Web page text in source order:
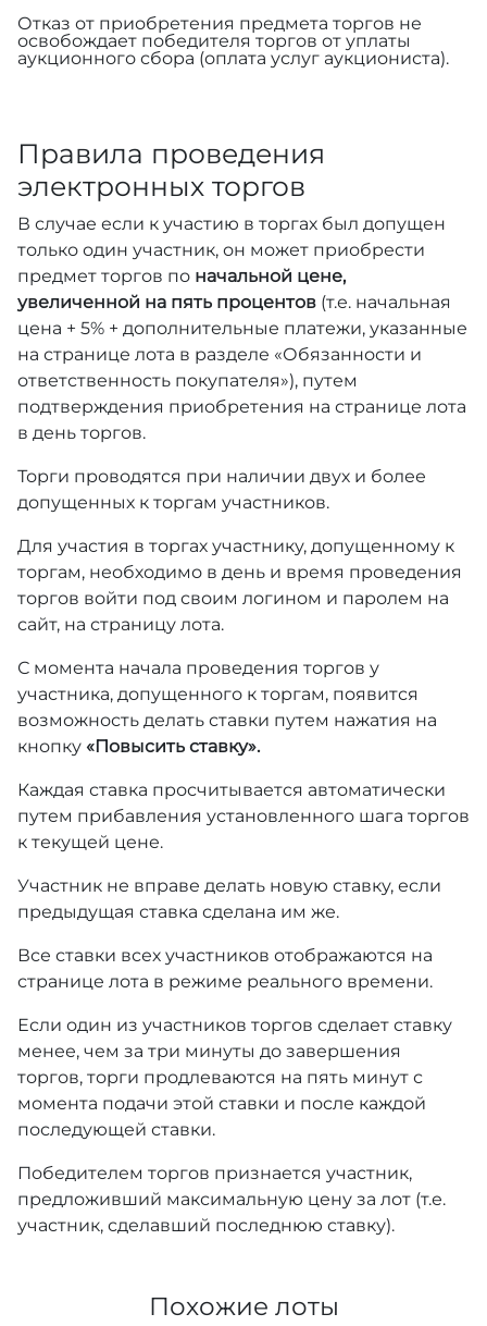
Отказ от приобретения предмета торгов не
освобождает победителя торгов от уплаты
аукционного сбора (оплата услуг аукциониста).
Правила проведения
электронных торгов
В случае если к участию в торгах был допущен
только один участник, он может приобрести
предмет торгов по начальной цене,
увеличенной на пять процентов (т.е. начальная
цена + 5% + дополнительные платежи, указанные
на странице лота в разделе «Обязанности и
ответственность покупателя»), путем
подтверждения приобретения на странице лота
в день торгов.
Торги проводятся при наличии двух и более
допущенных к торгам участников.
Для участия в торгах участнику, допущенному к
торгам, необходимо в день и время проведения
торгов войти под своим логином и паролем на
сайт, на страницу лота.
С момента начала проведения торгов у
участника, допущенного к торгам, появится
возможность делать ставки путем нажатия на
кнопку «Повысить ставку».
Каждая ставка просчитывается автоматически
путем прибавления установленного шага торгов
к текущей цене.
Участник не вправе делать новую ставку, если
предыдущая ставка сделана им же.
Все ставки всех участников отображаются на
странице лота в режиме реального времени.
Если один из участников торгов сделает ставку
менее, чем за три минуты до завершения
торгов, торги продлеваются на пять минут с
момента подачи этой ставки и после каждой
последующей ставки.
Победителем торгов признается участник,
предложивший максимальную цену за лот (т.е.
участник, сделавший последнюю ставку).
Похожие лоты